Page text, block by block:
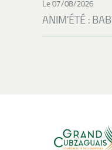
Le 07/08/2026
ANIM’ÉTÉ :